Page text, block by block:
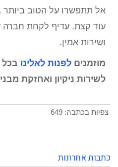
אל תתפשרו על הטוב
עוד קצת. עדיף לקחת חברה
ושירות אמין.
מוזמנים לפנות לאלינו
לשירות ניקיון ואחזקת
צפיות בכתבה: 649
כתבות אחרונות